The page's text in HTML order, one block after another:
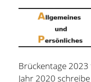
Kostenlose
Notdienst-
Über mich
Kategorien
Persönliches (22)
Brückentage
Jahr 2020